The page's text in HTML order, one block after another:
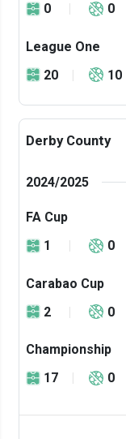
0
0
League One
20
10
Derby County
2024/2025
FA Cup
1
0
Carabao Cup
2
0
Championship
17
0